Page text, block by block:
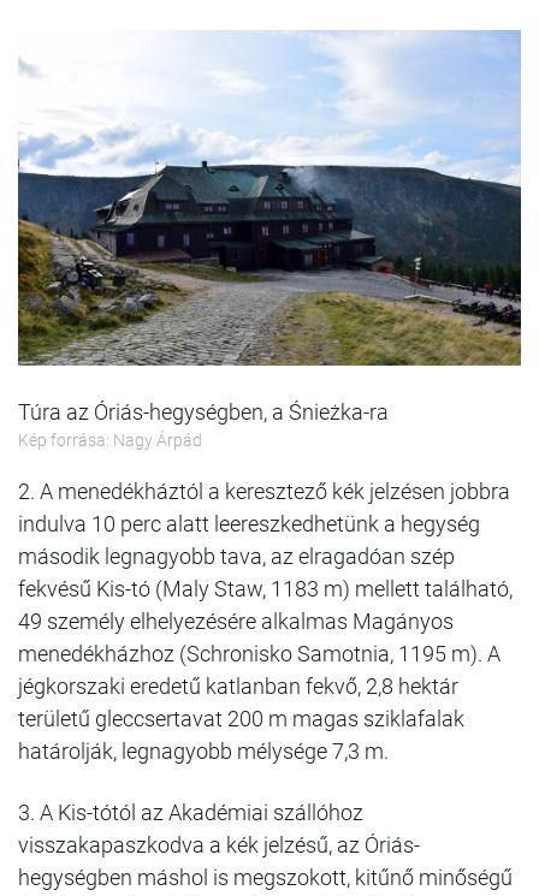
Túra az Óriás-hegységben, a Śnieżka-ra
Kép forrása: Nagy Árpád
2. A menedékháztól a keresztező kék jelzésen jobbra
indulva 10 perc alatt leereszkedhetünk a hegység
második legnagyobb tava, az elragadóan szép
fekvésű Kis-tó (Maly Staw, 1183 m) mellett található,
49 személy elhelyezésére alkalmas Magányos
menedékházhoz (Schronisko Samotnia, 1195 m). A
jégkorszaki eredetű katlanban fekvő, 2,8 hektár
területű gleccsertavat 200 m magas sziklafalak
határolják, legnagyobb mélysége 7,3 m.
3. A Kis-tótól az Akadémiai szállóhoz
visszakapaszkodva a kék jelzésű, az Óriás-
hegységben máshol is megszokott, kitűnő minőségű